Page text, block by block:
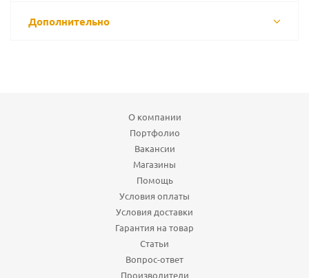
Дополнительно
О компании
Портфолио
Вакансии
Магазины
Помощь
Условия оплаты
Условия доставки
Гарантия на товар
Статьи
Вопрос-ответ
Производители